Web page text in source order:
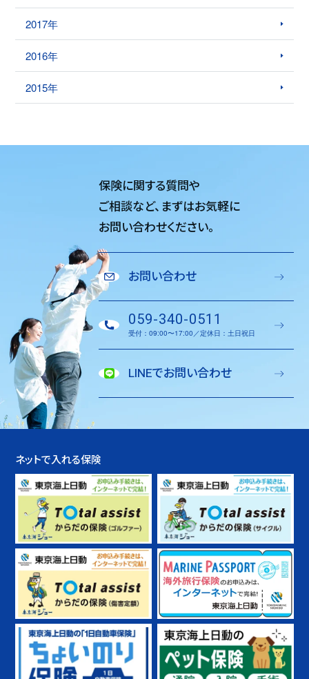
2017年
2016年
2015年
保険に関する質問や
ご相談など、 まずはお気軽に
お問い合わせください。
お問い合わせ
059-340-0511
受付：09:00〜17:00／定休日：土日祝日
LINEでお問い合わせ
ネットで入れる保険